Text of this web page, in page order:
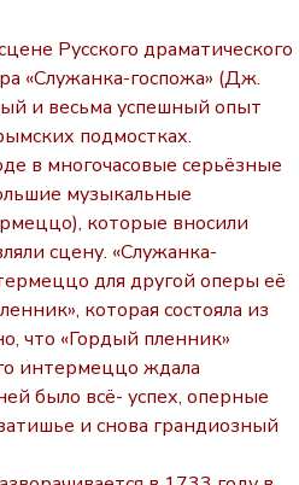
Русского драматического
«Служанка-госпожа» (Дж.
и весьма успешный опыт
подмостках.
в многочасовые серьёзные
музыкальные
которые вносили
сцену. «Служанка-
для другой оперы её
которая состояла из
что «Гордый пленник»
интермеццо ждала
было всё- успех, оперные
и снова грандиозный